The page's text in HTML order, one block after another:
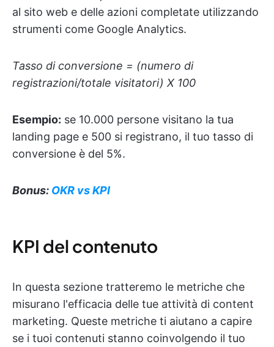
al sito web e delle azioni completate utilizzando
strumenti come Google Analytics.
Tasso di conversione = (numero di
registrazioni/totale visitatori) X 100
Esempio: se 10.000 persone visitano la tua
landing page e 500 si registrano, il tuo tasso di
conversione è del 5%.
Bonus: OKR vs KPI
KPI del contenuto
In questa sezione tratteremo le metriche che
misurano l'efficacia delle tue attività di content
marketing. Queste metriche ti aiutano a capire
se i tuoi contenuti stanno coinvolgendo il tuo